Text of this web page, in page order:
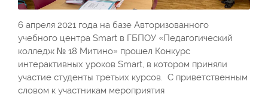
6 апреля 2021 года на базе Авторизованного
учебного центра Smart в ГБПОУ «Педагогический
колледж № 18 Митино» прошел Конкурс
интерактивных уроков Smart, в котором приняли
участие студенты третьих курсов. С приветственным
словом к участникам мероприятия